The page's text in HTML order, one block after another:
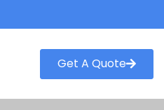
Get A Quote